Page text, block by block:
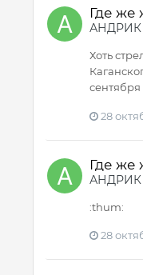
Где же
АНДРИК
Хоть
28
Где же
АНДРИК
:thum:
28